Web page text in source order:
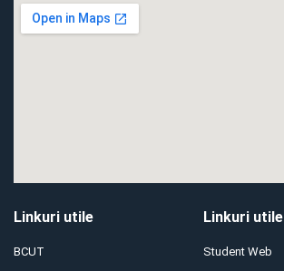
Linkuri utile
BCUT
Linkuri utile
Student Web